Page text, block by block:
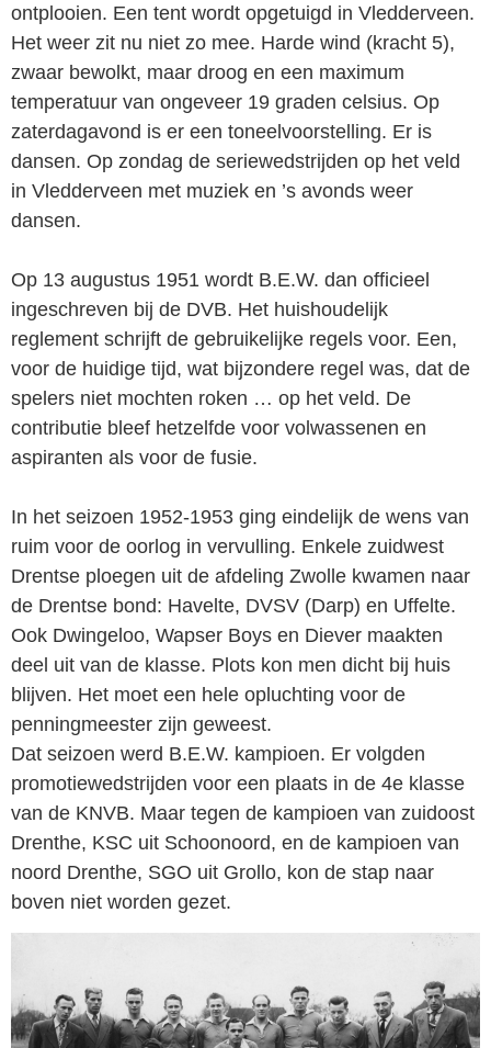
ontplooien. Een tent wordt opgetuigd in Vledderveen.
Het weer zit nu niet zo mee. Harde wind (kracht 5),
zwaar bewolkt, maar droog en een maximum
temperatuur van on­geveer 19 graden celsius. Op
zaterdagavond is er een toneelvoorstelling. Er is
dansen. Op zondag de seriewedstrijden op het veld
in Vledderveen met muziek en ’s avonds weer
dansen.
Op 13 augustus 1951 wordt B.E.W. dan officieel
ingeschreven bij de DVB. Het huishoudelijk
reglement schrijft de gebruikelijke regels voor. Een,
voor de huidige tijd, wat bijzondere regel was, dat de
spelers niet mochten roken … op het veld. De
contributie bleef hetzelfde voor volwassenen en
aspiranten als voor de fusie.
In het seizoen 1952-1953 ging eindelijk de wens van
ruim voor de oorlog in vervulling. Enkele zuidwest
Drentse ploegen uit de afdeling Zwolle kwamen naar
de Drentse bond: Havelte, DVSV (Darp) en Uffelte.
Ook Dwingeloo, Wapser Boys en Diever maakten
deel uit van de klasse. Plots kon men dicht bij huis
blijven. Het moet een hele opluchting voor de
penningmeester zijn geweest.
Dat seizoen werd B.E.W. kampioen. Er volgden
promotiewedstrijden voor een plaats in de 4e klasse
van de KNVB. Maar tegen de kampioen van zuidoost
Drenthe, KSC uit Schoonoord, en de kampioen van
noord Drenthe, SGO uit Grollo, kon de stap naar
boven niet worden gezet.